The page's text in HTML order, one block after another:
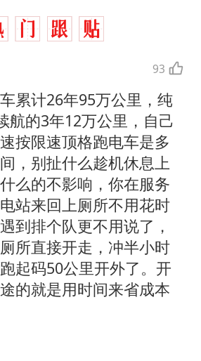
93
累计26年95万公里，纯
航的3年12万公里，自己
按限速顶格跑电车是多
，别扯什么趁机休息上
么的不影响，你在服务
站来回上厕所不用花时
到排个队更不用说了，
所直接开走，冲半小时
起码50公里开外了。开
的就是用时间来省成本